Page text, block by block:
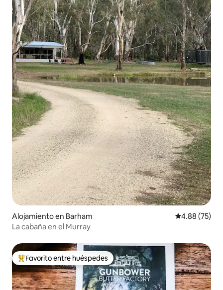
Alojamiento en Barham Calificación
4.88 (75)
La cabaña en el Murray
Favorito entre huéspedes preferido
Favorito entre huéspedes